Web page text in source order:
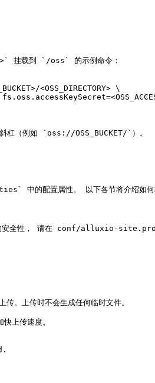
挂载到 `/oss` 的示例命令：
<OSS_DIRECTORY> \
斜杠（例如 `oss://OSS_BUCKET/`）。
的配置属性。 以下各节将介绍如
外的安全性， 请在 conf/alluxio-
。上传时不会生成任何临时文件。
传速度。